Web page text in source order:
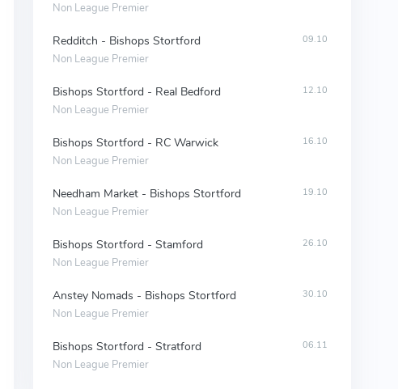
Non League Premier
Redditch - Bishops Stortford
Non League Premier
09.10
Bishops Stortford - Real Bedford
Non League Premier
12.10
Bishops Stortford - RC Warwick
Non League Premier
16.10
Needham Market - Bishops Stortford
Non League Premier
19.10
Bishops Stortford - Stamford
Non League Premier
26.10
Anstey Nomads - Bishops Stortford
Non League Premier
30.10
Bishops Stortford - Stratford
Non League Premier
06.11